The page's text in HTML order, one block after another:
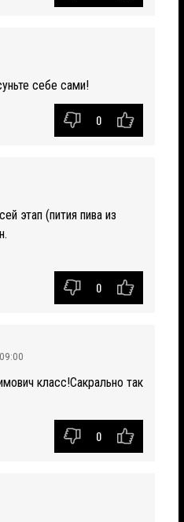
себе сами!
0
этап (пития пива из
0
класс!Сакрально так
0